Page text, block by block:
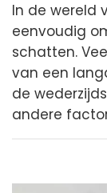
In de wereld
eenvoudig
schatten.
van een
de
andere